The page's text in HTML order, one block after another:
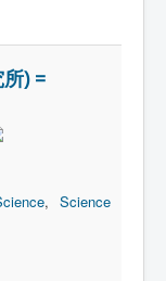
) =
,Science